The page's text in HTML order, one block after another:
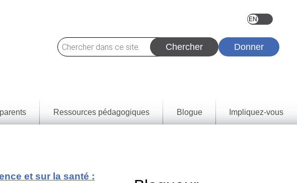
Donner
Ressources pédagogiques
d'apprentissage
par province et
Blogue Impliquez-vous
et sur la santé :